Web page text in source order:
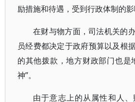
励措施和待遇，受到行政体制的影
在财与物方面，司法机关的
员经费都决定于政府预算以及根
的其他拨款，地方财政部门也是
神”。
由于意志上的从属性和人